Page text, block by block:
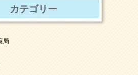
カテゴリー
局